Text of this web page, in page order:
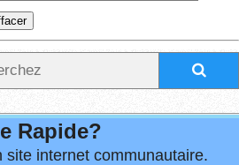
Rapide?
site internet communautaire.